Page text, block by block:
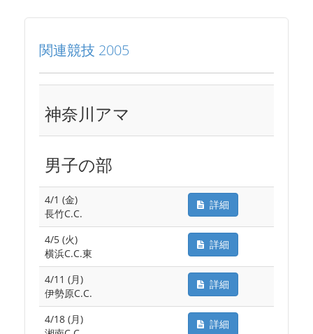
関連競技 2005
神奈川アマ
男子の部
4/1 (金)
長竹C.C.
詳細
4/5 (火)
横浜C.C.東
詳細
4/11 (月)
伊勢原C.C.
詳細
4/18 (月)
詳細